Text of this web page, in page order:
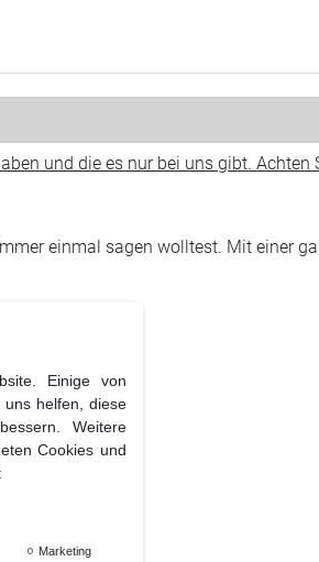
und die es nur bei uns gibt. Achten
einmal sagen wolltest. Mit einer
Einige von
helfen, diese
Weitere
Cookies und
Marketing